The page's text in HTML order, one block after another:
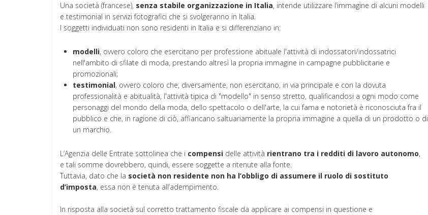
Una società (francese), senza stabile organizzazione in Italia, intende utilizzare l’immagine di alcuni modelli
e testimonial in servizi fotografici che si svolgeranno in Italia.
I soggetti individuati non sono residenti in Italia e si differenziano in:
modelli, ovvero coloro che esercitano per professione abituale l'attività di indossatori/indossatrici
nell'ambito di sfilate di moda, prestando altresì la propria immagine in campagne pubblicitarie e
promozionali;
testimonial, ovvero coloro che, diversamente, non esercitano, in via principale e con la dovuta
professionalità e abitualità, l'attività tipica di "modello" in senso stretto, qualificandosi a ogni modo come
personaggi del mondo della moda, dello spettacolo o dell'arte, la cui fama e notorietà è riconosciuta fra il
pubblico e che, in ragione di ciò, affiancano saltuariamente la propria immagine a quella di un prodotto o di
un marchio.
L’Agenzia delle Entrate sottolinea che i compensi delle attività rientrano tra i redditi di lavoro autonomo,
e tali somme dovrebbero, quindi, essere soggette a ritenute alla fonte.
Tuttavia, dato che la società non residente non ha l’obbligo di assumere il ruolo di sostituto
d’imposta, essa non è tenuta all’adempimento.
In risposta alla società sul corretto trattamento fiscale da applicare ai compensi in questione e